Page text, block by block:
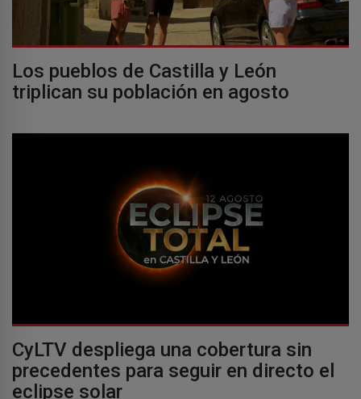
Los pueblos de Castilla y León
triplican su población en agosto
CyLTV despliega una cobertura sin
precedentes para seguir en directo el
eclipse solar